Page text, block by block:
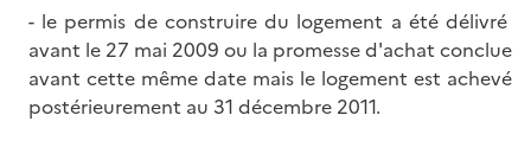
- le permis de construire du logement a été délivré
avant le 27 mai 2009 ou la promesse d'achat conclue
avant cette même date mais le logement est achevé
postérieurement au 31 décembre 2011.